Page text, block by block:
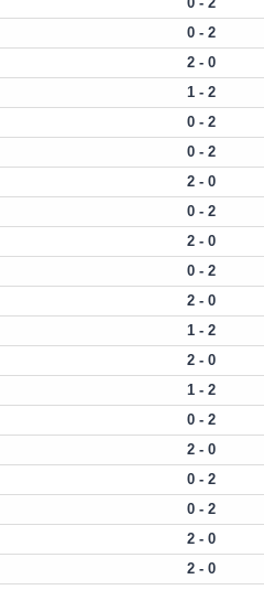
0 - 2
2 - 0
1 - 2
0 - 2
0 - 2
2 - 0
0 - 2
2 - 0
0 - 2
2 - 0
1 - 2
2 - 0
1 - 2
0 - 2
2 - 0
0 - 2
0 - 2
2 - 0
2 - 0